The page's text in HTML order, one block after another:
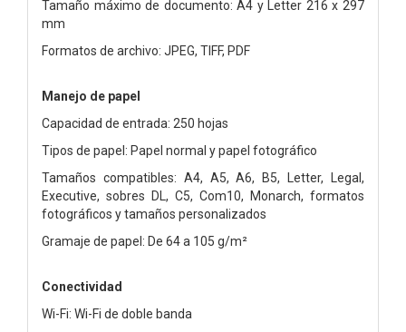
Tamaño máximo de documento: A4 y Letter 216 x 297
mm
Formatos de archivo: JPEG, TIFF, PDF
Manejo de papel
Capacidad de entrada: 250 hojas
Tipos de papel: Papel normal y papel fotográfico
Tamaños compatibles: A4, A5, A6, B5, Letter, Legal,
Executive, sobres DL, C5, Com10, Monarch, formatos
fotográficos y tamaños personalizados
Gramaje de papel: De 64 a 105 g/m²
Conectividad
Wi-Fi: Wi-Fi de doble banda